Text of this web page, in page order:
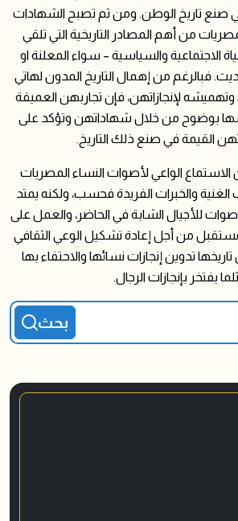
صنع تاريخ الوطن. ومن ثم تصبح الشهادات
من أهم المصادر التاريخية التي تلقي
الاجتماعية والسياسية – سواء المعلنة او
فبالرغم من إهمال التاريخ المدون لهاتي
وتهميشه لإنجازاتهن، فإن تجاربهن العميقة
بوضوح من خلال شهاداتهن وتؤكد على
القيمة في صنع ذلك التاريخ.
الواعي لأصوات النساء المصريات
الغنية والخبرات الفريدة فحسب، ولكنه يمتد
للأجيال الشابة في الحاضر، والعمل على
من أجل إعادة تشكيل الوعي الثقافي
تدوين إنجازات نسائها والاحتفاء بها
يفتخر بإنجازات الرجال.
بحث